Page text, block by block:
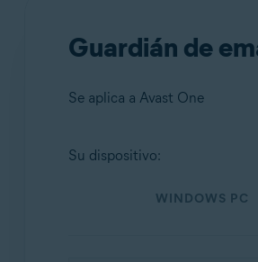
Guardián de
Se aplica a Avast One
Avast One
Su dispositivo:
WINDOWS PC